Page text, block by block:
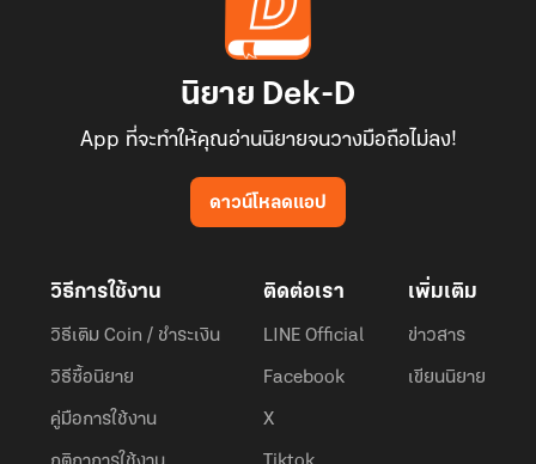
นิยาย Dek-D
App ที่จะทำให้คุณอ่านนิยายจนวางมือถือไม่ลง!
ดาวน์โหลดแอป
วิธีการใช้งาน
วิธีเติม Coin / ชำระเงิน
วิธีซื้อนิยาย
คู่มือการใช้งาน
ติดต่อเรา
LINE Official
Facebook
X
เพิ่มเติม
ข่าวสาร
เขียนนิยาย